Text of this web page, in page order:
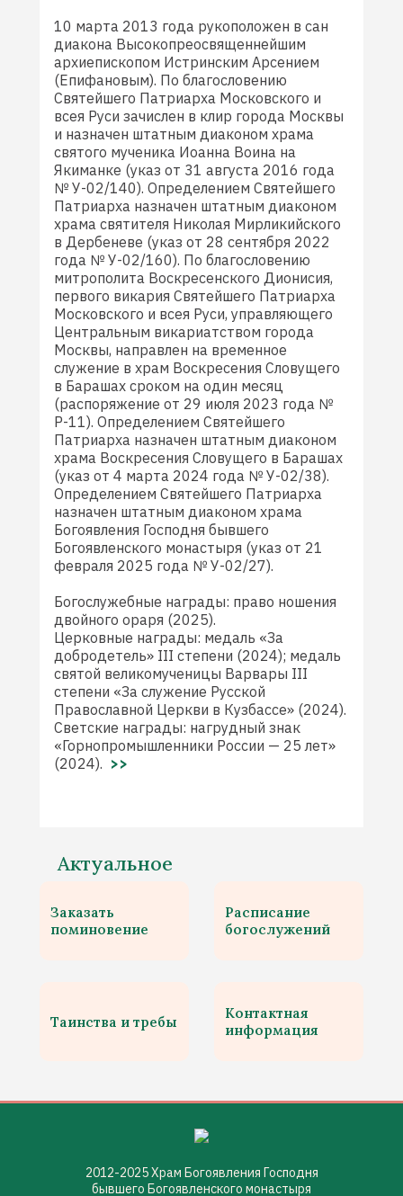
10 марта 2013 года рукоположен в сан
диакона Высокопреосвященнейшим
архиепископом Истринским Арсением
(Епифановым). По благословению
Святейшего Патриарха Московского и
всея Руси зачислен в клир города Москвы
и назначен штатным диаконом храма
святого мученика Иоанна Воина на
Якиманке (указ от 31 августа 2016 года
№ У-02/140). Определением Святейшего
Патриарха назначен штатным диаконом
храма святителя Николая Мирликийского
в Дербеневе (указ от 28 сентября 2022
года № У-02/160). По благословению
митрополита Воскресенского Дионисия,
первого викария Святейшего Патриарха
Московского и всея Руси, управляющего
Центральным викариатством города
Москвы, направлен на временное
служение в храм Воскресения Словущего
в Барашах сроком на один месяц
(распоряжение от 29 июля 2023 года №
Р-11). Определением Святейшего
Патриарха назначен штатным диаконом
храма Воскресения Словущего в Барашах
(указ от 4 марта 2024 года № У-02/38).
Определением Святейшего Патриарха
назначен штатным диаконом храма
Богоявления Господня бывшего
Богоявленского монастыря (указ от 21
февраля 2025 года № У-02/27).
Богослужебные награды: право ношения
двойного ораря (2025).
Церковные награды: медаль «За
добродетель» III степени (2024); медаль
святой великомученицы Варвары III
степени «За служение Русской
Православной Церкви в Кузбассе» (2024).
Светские награды: нагрудный знак
«Горнопромышленники России — 25 лет»
(2024). >>
Актуальное
Заказать
поминовение
Расписание
богослужений
Таинства и требы
Контактная
информация
2012-2025 Храм Богоявления Господня
бывшего Богоявленского монастыря